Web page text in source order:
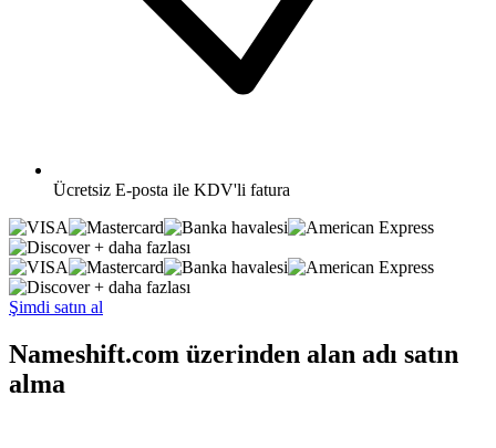
Ücretsiz E-posta ile KDV'li fatura
+ daha fazlası
+ daha fazlası
Şimdi satın al
Nameshift.com üzerinden alan adı satın
alma